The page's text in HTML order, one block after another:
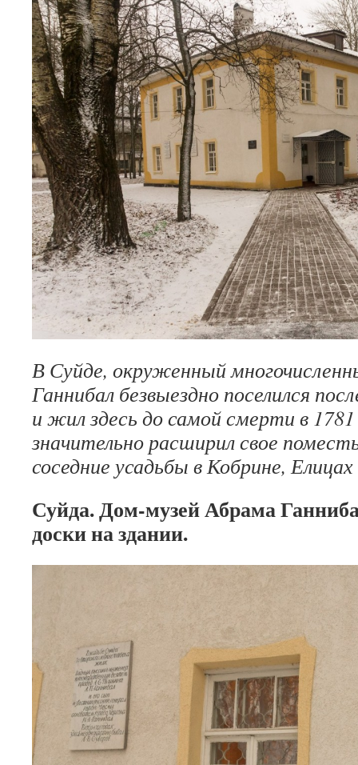
В Суйде, окруженный
Ганнибал безвыездно поселился
и жил здесь до самой смерти в
значительно расширил свое
соседние усадьбы в Кобрине,
Суйда. Дом-музей Абрама
доски на здании.